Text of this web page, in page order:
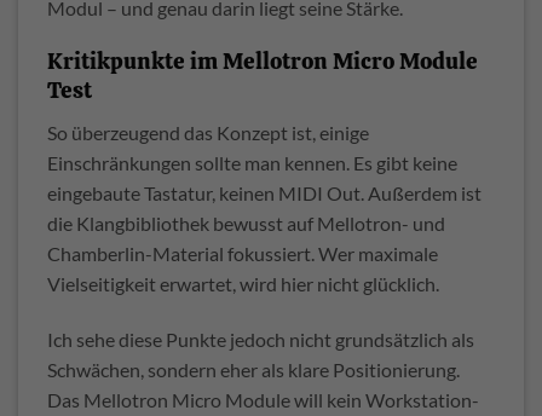
Modul – und genau darin liegt seine Stärke.
Kritikpunkte im Mellotron Micro Module
Test
So überzeugend das Konzept ist, einige
Einschränkungen sollte man kennen. Es gibt keine
eingebaute Tastatur, keinen MIDI Out. Außerdem ist
die Klangbibliothek bewusst auf Mellotron- und
Chamberlin-Material fokussiert. Wer maximale
Vielseitigkeit erwartet, wird hier nicht glücklich.
Ich sehe diese Punkte jedoch nicht grundsätzlich als
Schwächen, sondern eher als klare Positionierung.
Das Mellotron Micro Module will kein Workstation-